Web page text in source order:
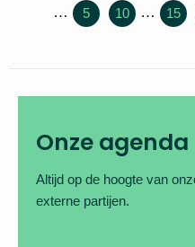
… 5 10 … 15
Onze agenda
Altijd op de hoogte van
externe partijen.